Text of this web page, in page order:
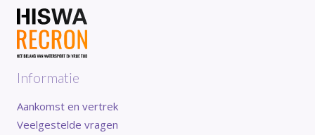
Informatie
Aankomst en vertrek
Veelgestelde vragen